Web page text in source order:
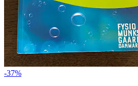
-37%